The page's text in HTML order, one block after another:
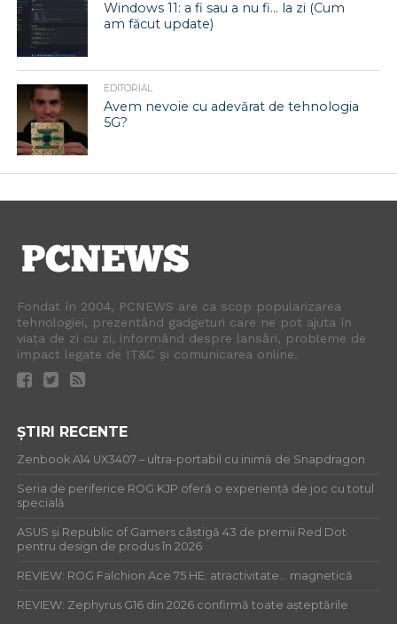
Windows 11: a fi sau a nu fi… la zi (Cum
am făcut update)
EDITORIAL
Avem nevoie cu adevărat de tehnologia
5G?
Fondat în 2004, PCNEWS are ca scop popularizarea
tehnologiei, prezentând gadgeturi care ne pot ajuta în
viața de zi cu zi, informând despre lansări, probleme de
impact legate de IT&C și comunicarea online.
ȘTIRI RECENTE
Zenbook A14 UX3407 – ultra-portabil cu inimă de Snapdragon
Seria de periferice ROG KJP oferă o experiență de joc cu totul
specială
ASUS și Republic of Gamers câștigă 43 de premii Red Dot
pentru design de produs în 2026
REVIEW: ROG Falchion Ace 75 HE: atractivitate… magnetică
REVIEW: Zephyrus G16 din 2026 confirmă toate așteptările